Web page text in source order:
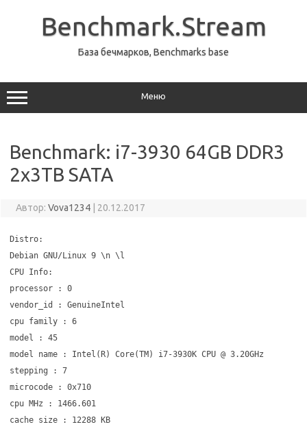
содержимомуBenchmark.Stream
База бечмарков, Benchmarks base
Меню
Benchmark: i7-3930 64GB DDR3
2x3TB SATA
Автор: Vova1234 20.12.2017
Distro:
Debian GNU/Linux 9 \n \l
CPU Info:
processor : 0
vendor_id : GenuineIntel
cpu family : 6
model : 45
model name : Intel(R) Core(TM) i7-3930K CPU @ 3.20GHz
stepping : 7
microcode : 0x710
cpu MHz : 1466.601
cache size : 12288 KB